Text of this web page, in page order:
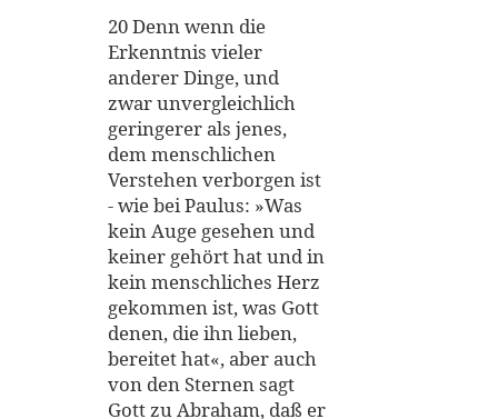
20 Denn wenn die
Erkenntnis vieler
anderer Dinge, und
zwar unvergleichlich
geringerer als jenes,
dem menschlichen
Verstehen verborgen ist
- wie bei Paulus: »Was
kein Auge gesehen und
keiner gehört hat und in
kein menschliches Herz
gekommen ist, was Gott
denen, die ihn lieben,
bereitet hat«, aber auch
von den Sternen sagt
Gott zu Abraham, daß er